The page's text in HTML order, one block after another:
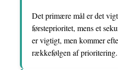
Det primære mål er det
førsteprioritet, mens et
er vigtigt, men kommer
rækkefølgen af prioritering.